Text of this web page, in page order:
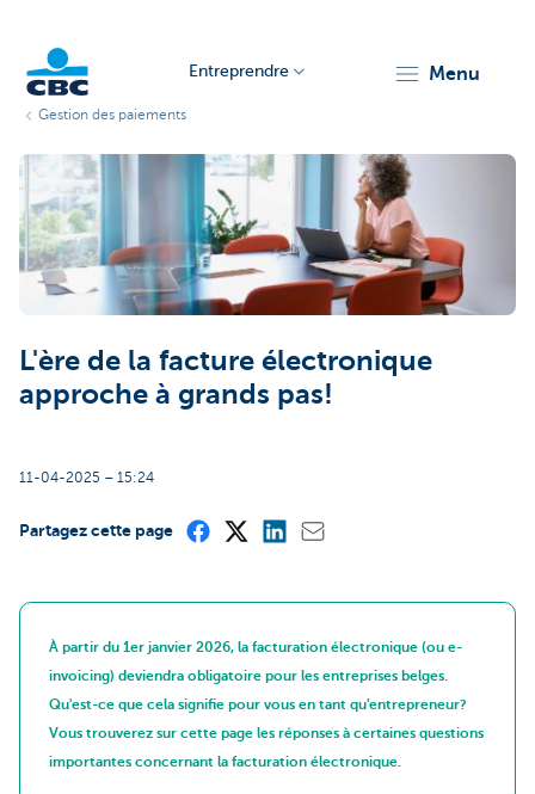
Entreprendre menu
Gestion des paiements
L'ère de la facture électronique
approche à grands pas!
11-04-2025 – 15:24
Partagez cette page
À partir du 1er janvier 2026, la facturation électronique (ou e-
invoicing) deviendra obligatoire pour les entreprises belges.
Qu'est-ce que cela signifie pour vous en tant qu'entrepreneur?
Vous trouverez sur cette page les réponses à certaines questions
importantes concernant la facturation électronique.